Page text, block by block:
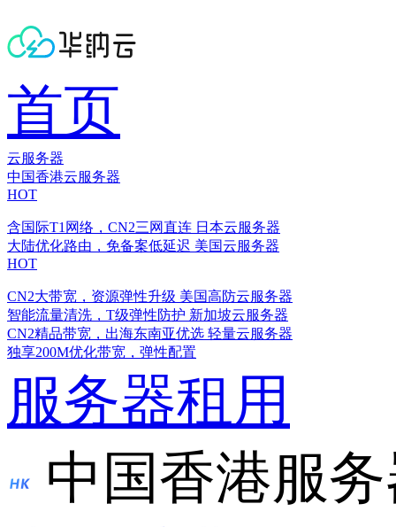
首页
云服务器
中国香港云服务器
HOT
含国际T1网络，CN2三网直连 日本云服务器
大陆优化路由，免备案低延迟 美国云服务器
HOT
CN2大带宽，资源弹性升级 美国高防云服务器
智能流量清洗，T级弹性防护 新加坡云服务器
CN2精品带宽，出海东南亚优选 轻量云服务器
独享200M优化带宽，弹性配置
服务器租用
中国香港服